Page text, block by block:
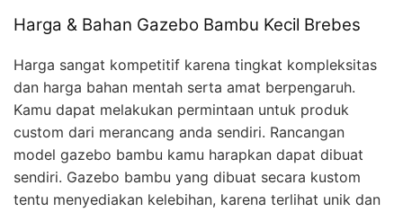
Harga & Bahan Gazebo Bambu Kecil Brebes
Harga sangat kompetitif karena tingkat kompleksitas
dan harga bahan mentah serta amat berpengaruh.
Kamu dapat melakukan permintaan untuk produk
custom dari merancang anda sendiri. Rancangan
model gazebo bambu kamu harapkan dapat dibuat
sendiri. Gazebo bambu yang dibuat secara kustom
tentu menyediakan kelebihan, karena terlihat unik dan